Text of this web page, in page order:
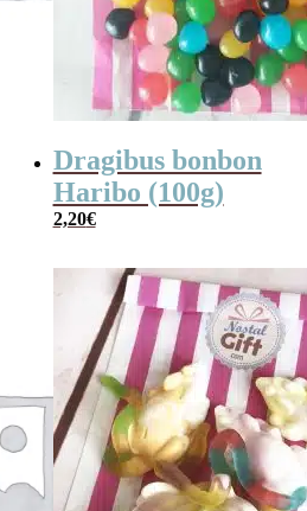
Dragibus bonbon
Haribo (100g)
2,20€